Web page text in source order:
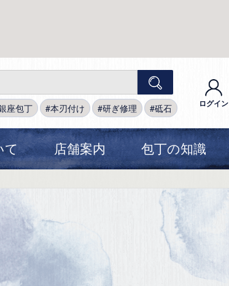
座包丁 本刃付け 研ぎ修理 砥石 ログイン
て 店舗案内 包丁の知識